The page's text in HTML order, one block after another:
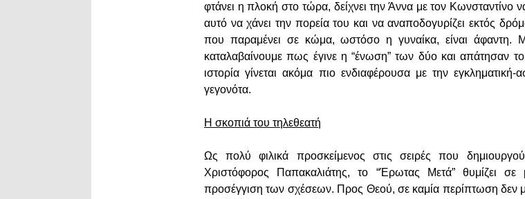
φτάνει η πλοκή στο τώρα, δείχνει την Άννα με τον Κωνσταντίνο
αυτό να χάνει την πορεία του και να αναποδογυρίζει εκτός
που παραμένει σε κώμα, ωστόσο η γυναίκα, είναι άφαντη.
καταλαβαίνουμε πως έγινε η “ένωση” των δύο και απάτησαν
ιστορία γίνεται ακόμα πιο ενδιαφέρουσα με την
γεγονότα.
Η σκοπιά του τηλεθεατή
Ως πολύ φιλικά προσκείμενος στις σειρές που
Χριστόφορος Παπακαλιάτης, το “Έρωτας Μετά” θυμίζει σε
προσέγγιση των σχέσεων. Προς Θεού, σε καμία περίπτωση δεν